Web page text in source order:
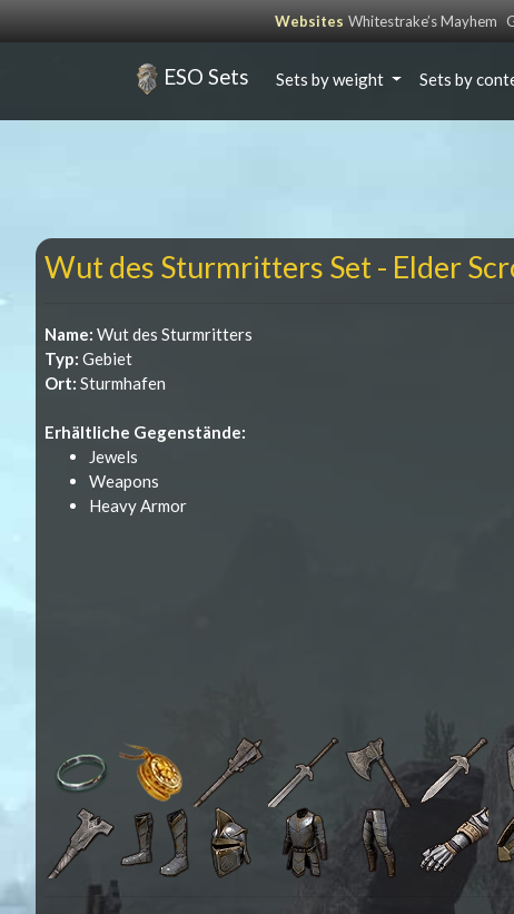
Websites Whitestrake’s Mayhem
ESO Sets Sets by weight Sets by
Wut des Sturmritters Set - Elder
Name: Wut des Sturmritters
Typ: Gebiet
Ort: Sturmhafen
Erhältliche Gegenstände:
Jewels
Weapons
Heavy Armor